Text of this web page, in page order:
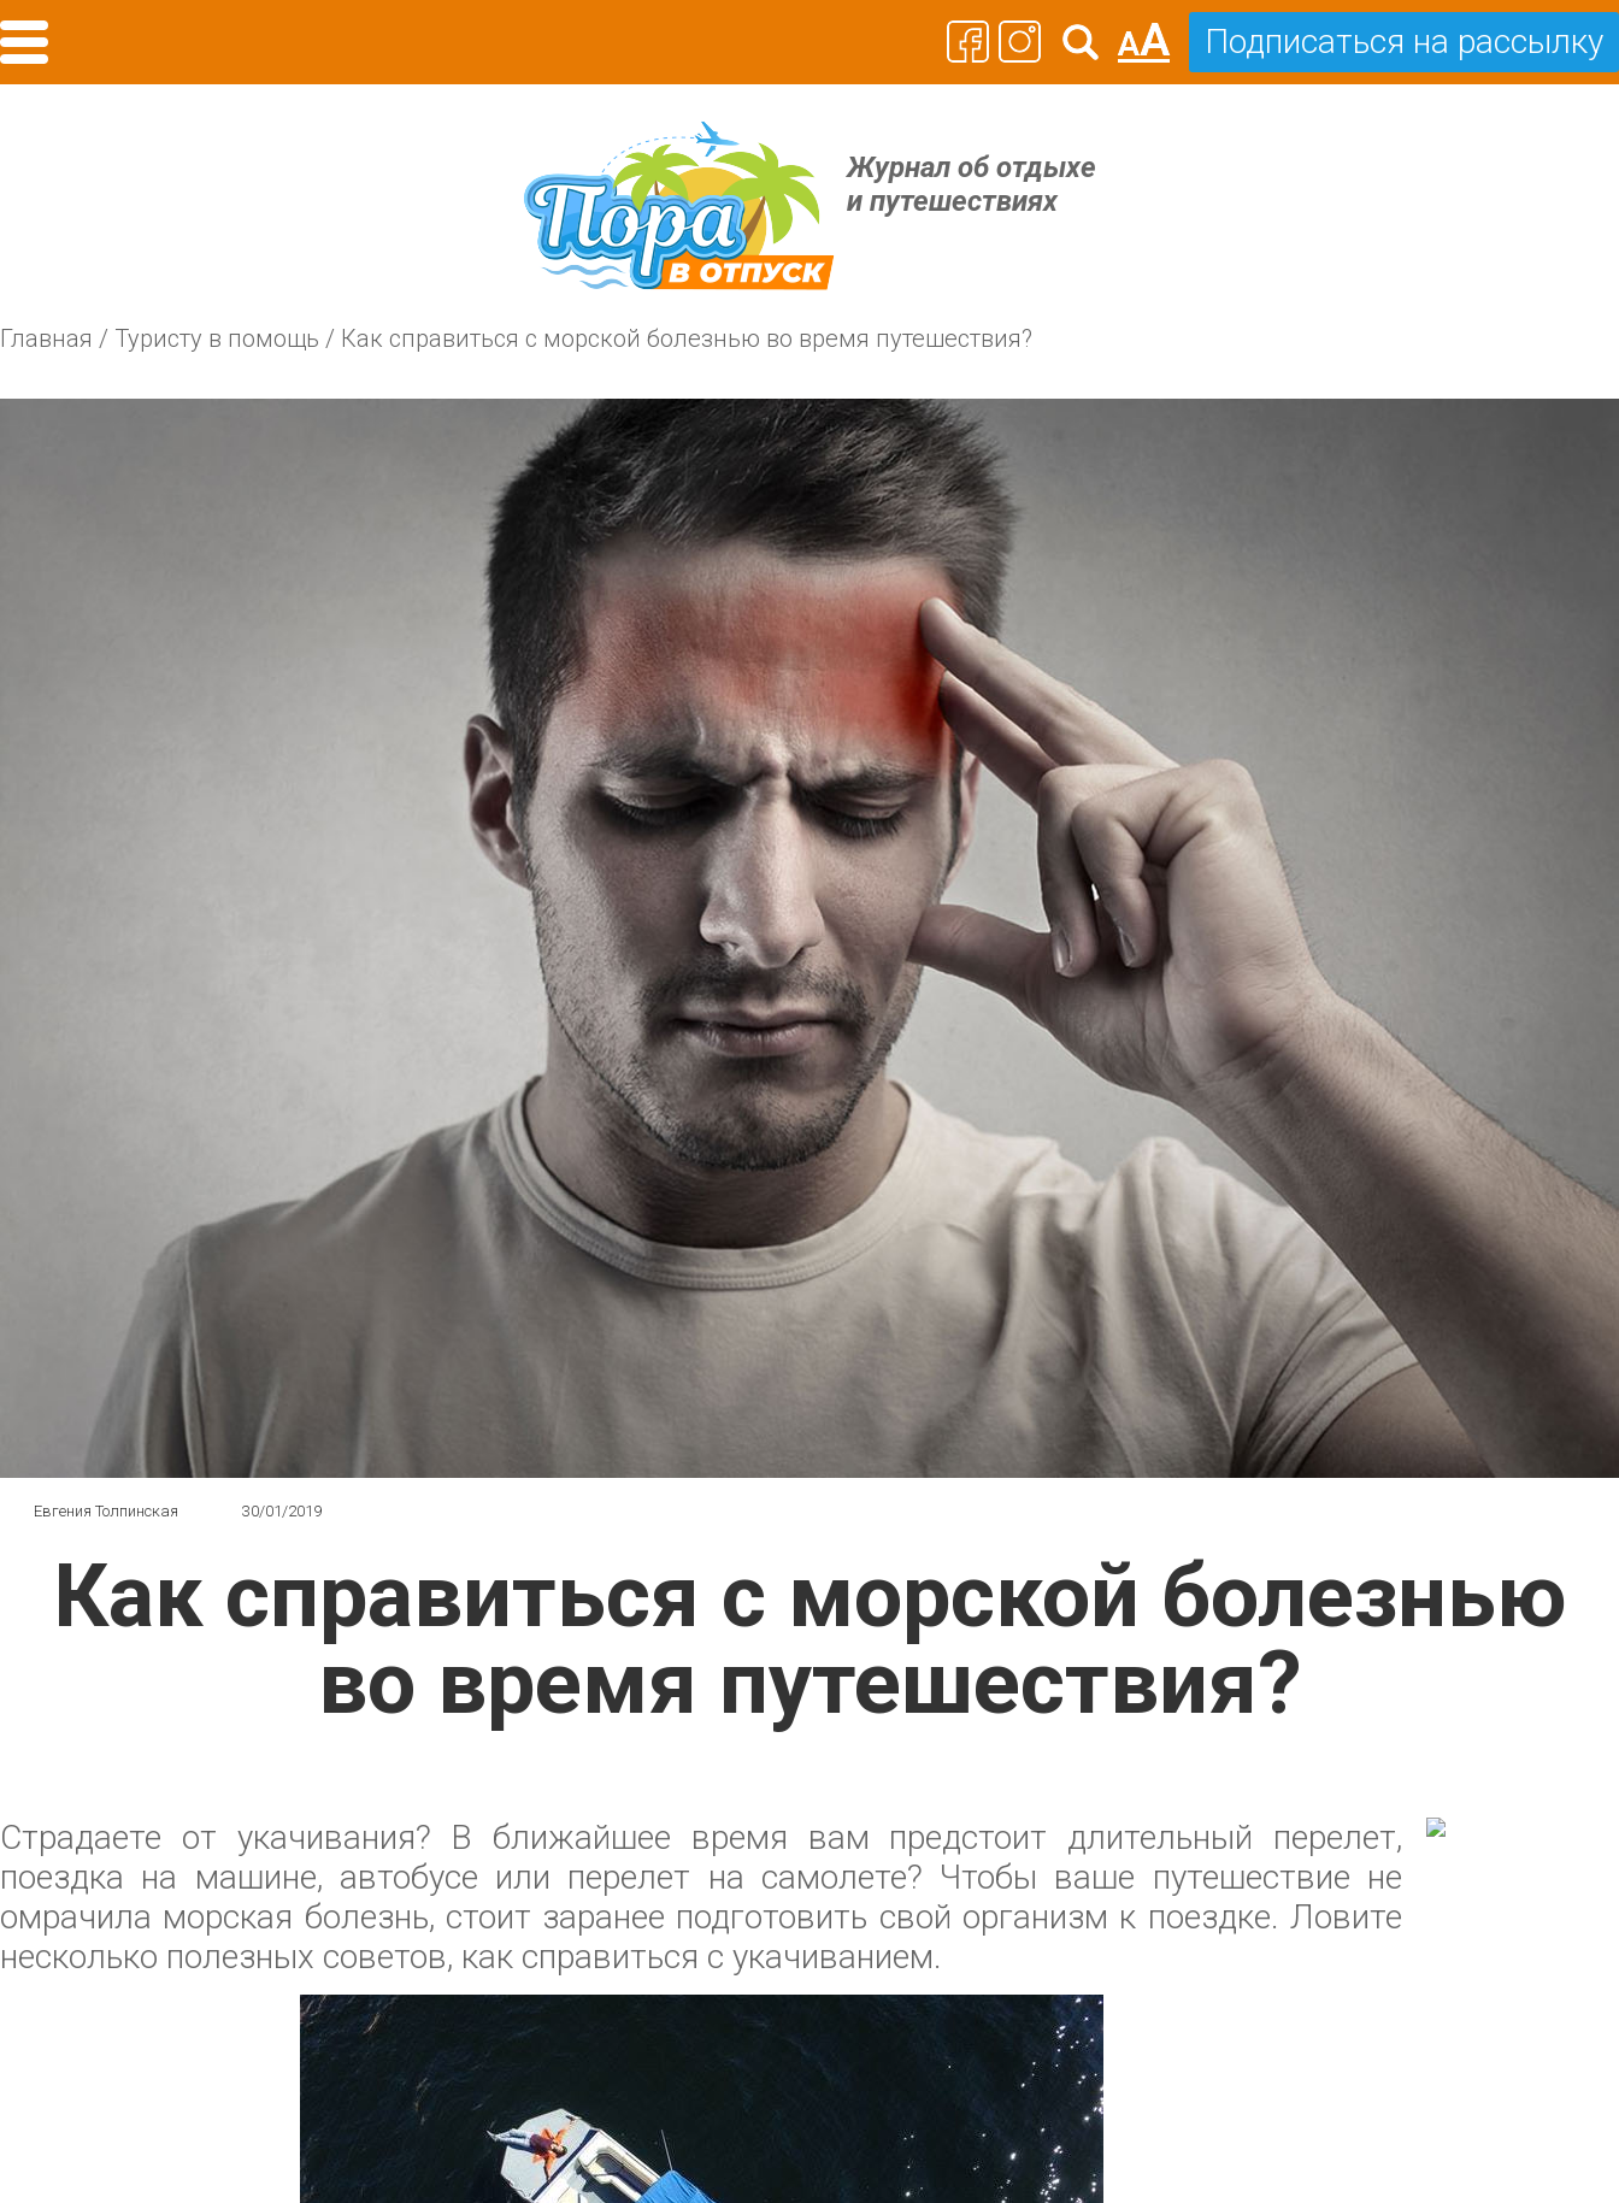
Подписаться на рассылку
Журнал об отдыхе
и путешествиях
Главная / Туристу в помощь / Как справиться с морской болезнью во время путешествия?
Евгения Толпинская 30/01/2019
Как справиться с морской болезнью
во время путешествия?
Страдаете от укачивания? В ближайшее время вам предстоит длительный перелет,
поездка на машине, автобусе или перелет на самолете? Чтобы ваше путешествие не
омрачила морская болезнь, стоит заранее подготовить свой организм к поездке. Ловите
несколько полезных советов, как справиться с укачиванием.